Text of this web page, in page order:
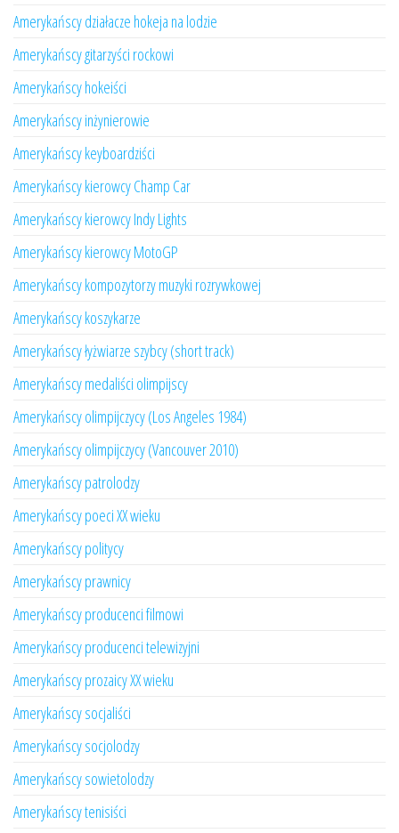
Amerykańscy działacze hokeja na lodzie
Amerykańscy gitarzyści rockowi
Amerykańscy hokeiści
Amerykańscy inżynierowie
Amerykańscy keyboardziści
Amerykańscy kierowcy Champ Car
Amerykańscy kierowcy Indy Lights
Amerykańscy kierowcy MotoGP
Amerykańscy kompozytorzy muzyki rozrywkowej
Amerykańscy koszykarze
Amerykańscy łyżwiarze szybcy (short track)
Amerykańscy medaliści olimpijscy
Amerykańscy olimpijczycy (Los Angeles 1984)
Amerykańscy olimpijczycy (Vancouver 2010)
Amerykańscy patrolodzy
Amerykańscy poeci XX wieku
Amerykańscy politycy
Amerykańscy prawnicy
Amerykańscy producenci filmowi
Amerykańscy producenci telewizyjni
Amerykańscy prozaicy XX wieku
Amerykańscy socjaliści
Amerykańscy socjolodzy
Amerykańscy sowietolodzy
Amerykańscy tenisiści